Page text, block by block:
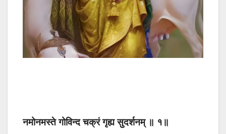
नमोनमस्ते गोविन्द चक्रं गृह्य सुदर्शनम् ॥ १॥